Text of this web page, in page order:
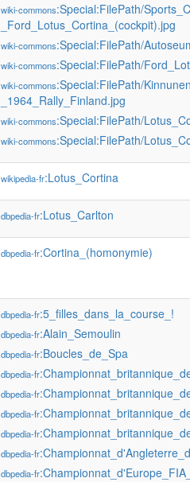
wiki-commons:Special:FilePath/
_Ford_Lotus_Cortina_(cockpit).jpg
wiki-commons:Special:FilePath/
wiki-commons:Special:FilePath/
wiki-commons:Special:FilePath/
_1964_Rally_Finland.jpg
wiki-commons:Special:FilePath/
wiki-commons:Special:FilePath/
wikipedia-fr:Lotus_Cortina
dbpedia-fr:Lotus_Carlton
dbpedia-fr:Cortina_(homonymie)
dbpedia-fr:5_filles_dans_la_course_!
dbpedia-fr:Alain_Semoulin
dbpedia-fr:Boucles_de_Spa
dbpedia-fr
dbpedia-fr
dbpedia-fr
dbpedia-fr
dbpedia-fr
dbpedia-fr